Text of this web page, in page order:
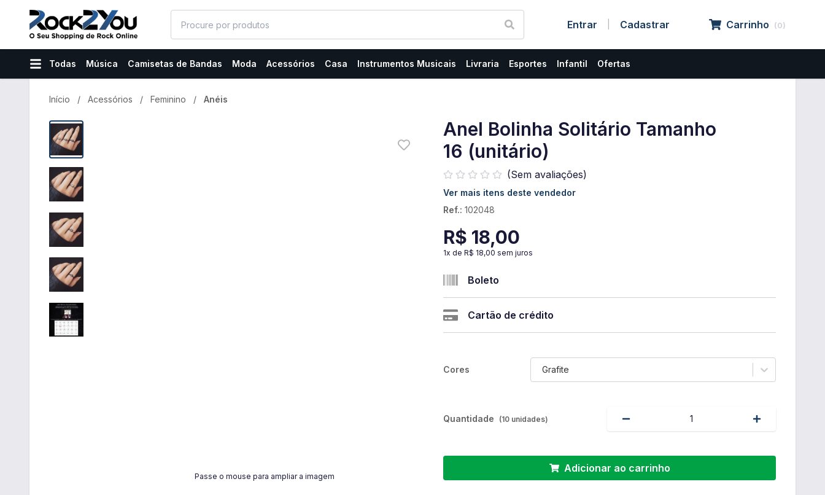
Entrar Cadastrar Carrinho (0)
Todas Música Camisetas de Bandas Moda Acessórios Casa Instrumentos Musicais Livraria Esportes Infantil Ofertas
Início Acessórios Feminino Anéis
Passe o mouse para ampliar a imagem
Anel Bolinha Solitário Tamanho
16 (unitário)
(Sem avaliações)
Ver mais itens deste vendedor
Ref.: 102048
R$ 18,00
1x de R$ 18,00 sem juros
Boleto
Cartão de crédito
Cores Grafite
Quantidade (10 unidades)
Adicionar ao carrinho